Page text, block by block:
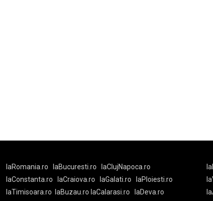
laRomania.ro laBucuresti.ro
laClujNapoca.ro
laConstanta.ro
laCraiova.ro laGalati.ro
laPloiesti.ro
laTimisoara.ro
laBuzau.ro laCalarasi.ro
laDeva.ro